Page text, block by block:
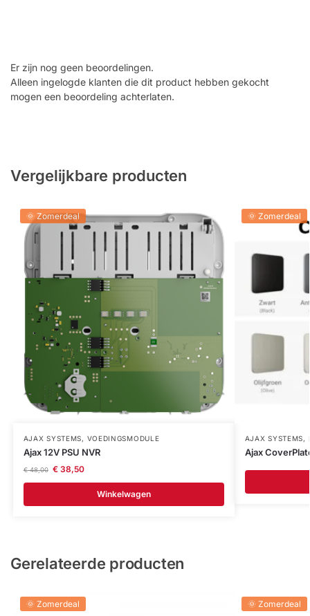
Er zijn nog geen beoordelingen.
Alleen ingelogde klanten die dit product hebben gekocht
mogen een beoordeling achterlaten.
Vergelijkbare producten
🌞 Zomerdeal
AJAX SYSTEMS, VOEDINGSMODULE
Ajax 12V PSU NVR
€48,00 €38,50
Winkelwagen
🌞 Zomerdeal
AJAX SYSTEMS,
Ajax
Gerelateerde producten
🌞 Zomerdeal 🌞 Zomerdeal